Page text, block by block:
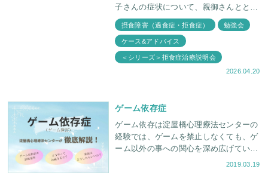
子さんの症状について、親御さんととも
に理解を深める説明会を定期的に開催し
ています。 今回は「摂食障害を抱える
わが子にどう接
摂食障害（過食症・拒食症） 勉強会
ケース&アドバイス
＜シリーズ＞拒食症治療説明会
2026.04.20
ゲーム依存症
ゲーム依存は淀屋橋心理療法センターの
経験では、ゲームを禁止しなくても、ゲ
ーム以外の事への関心を深め広げていっ
たり、親子関係の改善をはかる中で、解
2019.03.19